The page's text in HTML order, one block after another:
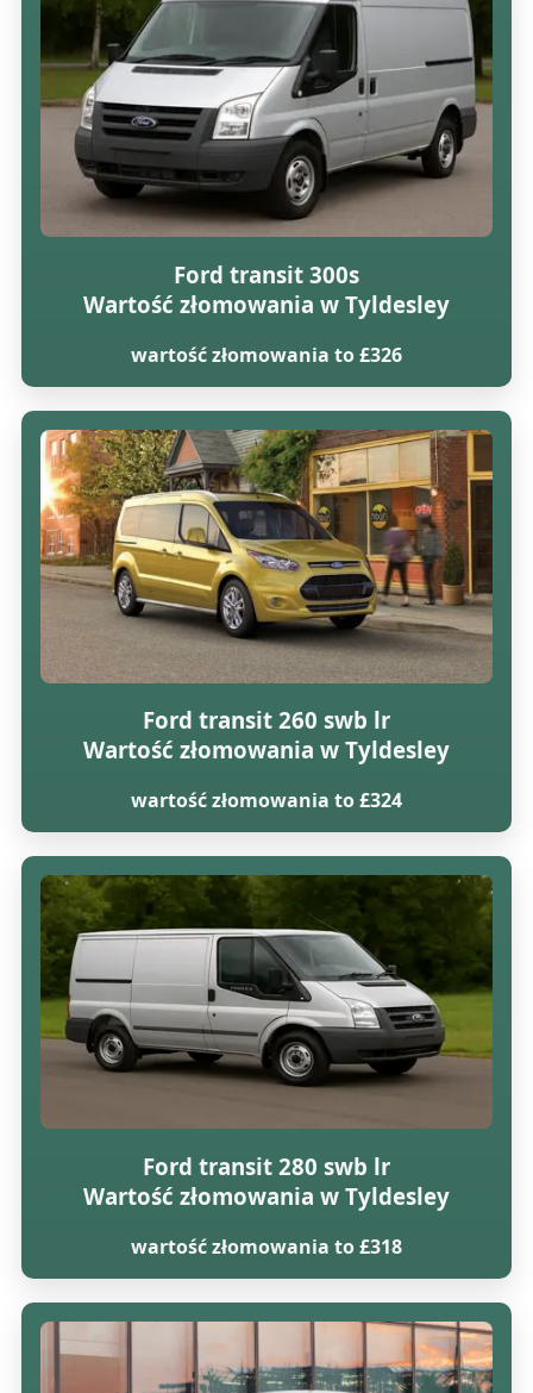
Ford transit 300s
Wartość złomowania w Tyldesley
wartość złomowania to £326
Ford transit 260 swb lr
Wartość złomowania w Tyldesley
wartość złomowania to £324
Ford transit 280 swb lr
Wartość złomowania w Tyldesley
wartość złomowania to £318